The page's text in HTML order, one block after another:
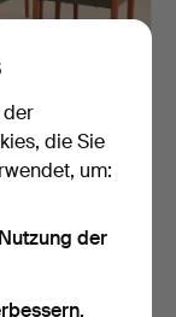
Stück,
der
die Sie
um:
der